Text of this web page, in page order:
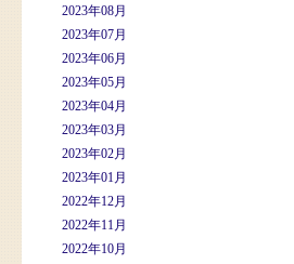
2023年08月
2023年07月
2023年06月
2023年05月
2023年04月
2023年03月
2023年02月
2023年01月
2022年12月
2022年11月
2022年10月